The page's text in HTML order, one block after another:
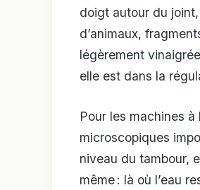
doigt autour du
d’animaux,
légèrement
elle est dans la
Pour les machines
microscopiques
niveau du tambour,
même : là où l’eau